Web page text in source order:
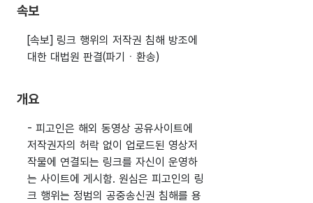
속보
[속보] 링크 행위의 저작권 침해 방조에
대한 대법원 판결(파기ㆍ환송)
개요
- 피고인은 해외 동영상 공유사이트에
저작권자의 허락 없이 업로드된 영상저
작물에 연결되는 링크를 자신이 운영하
는 사이트에 게시함. 원심은 피고인의 링
크 행위는 정범의 공중송신권 침해를 용